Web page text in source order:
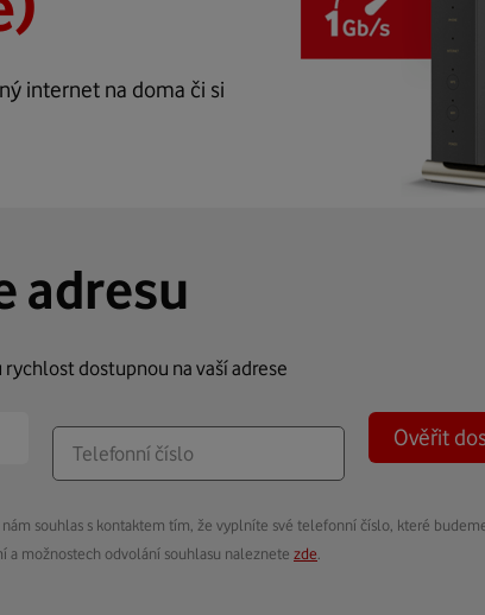
internet na doma či si
adresu
dostupnou na vaší adrese
Ověřit
souhlas s kontaktem tím, že vyplníte své telefonní číslo, které
a možnostech odvolání souhlasu naleznete zde